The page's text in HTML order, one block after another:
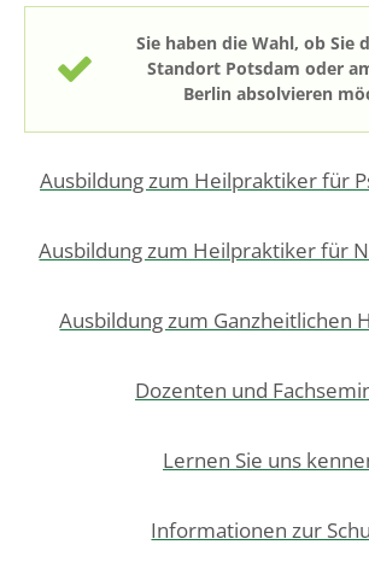
Sie haben die Wahl, ob Sie
Standort Potsdam oder
Berlin absolvieren
Ausbildung zum Heilpraktiker für
Ausbildung zum Heilpraktiker für
Ausbildung zum Ganzheitlichen
Dozenten und
Lernen Sie uns
Informationen zur